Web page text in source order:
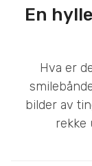
En
Hva er
bilder av
rekke